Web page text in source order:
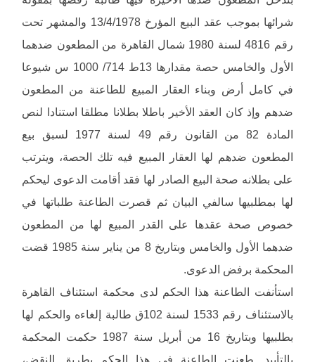
شرائها بموجب عقد البيع المؤرخ 13/4/1978 والمشهر تحت
رقم 4816 لسنة 1980 شمال القاهرة من المطعون ضدهما
الأول والخامس حصة مقدارها 13ط 714/ 1000 س شيوعا
في كامل أرض وبناء العقار المبيع للطاعنة من المطعون
ضدهم وإذ كان العقد الأخير باطلا بطلانا مطلقا استنادا لنص
المادة 82 من القانون رقم 49 لسنة 1977 لسبق بيع
المطعون ضدهم لها العقار المبيع فيه تلك الحصة، ويترتب
على بطلانه صحة البيع الصادر لها فقد أقامت الدعوى ليحكم
لها بمطلبيها سالفي البيان ثم قصرت الطاعنة طلباتها في
خصوص صحة عقدها على القدر المبيع لها من المطعون
ضدهما الأول والخامس وبتاريخ 8 من يناير سنة 1985 قضت
المحكمة برفض الدعوى.
استأنفت الطاعنة هذا الحكم لدى محكمة استئناف القاهرة
بالاستئناف رقم 1533 لسنة 102ق طالبة إلغاءه والحكم لها
بطلبيها وبتاريخ 16 من أبريل سنة 1987 حكمت المحكمة
بالتأييد. طعنت الطاعنة في هذا الحكم بطريق النقض،